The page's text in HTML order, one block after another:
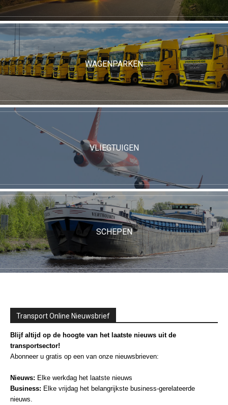
WAGENPARKEN
VLIEGTUIGEN
SCHEPEN
Transport Online Nieuwsbrief
Blijf altijd op de hoogte van het laatste nieuws uit de
transportsector!
Abonneer u gratis op een van onze nieuwsbrieven:
Nieuws: Elke werkdag het laatste nieuws
Business: Elke vrijdag het belangrijkste business-gerelateerde
nieuws.